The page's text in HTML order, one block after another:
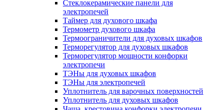
Стеклокерамические панели для
электропечей
Таймер для духового шкафа
Термометр духового шкафа
Термоограничители для духовых шкафов
Терморегулятор для духовых шкафов
Терморегулятор мощности конфорки
электропечи
ТЭНы для духовых шкафов
ТЭНы для электропечей
Уплотнитель для варочных поверхностей
Уплотнитель для духовых шкафов